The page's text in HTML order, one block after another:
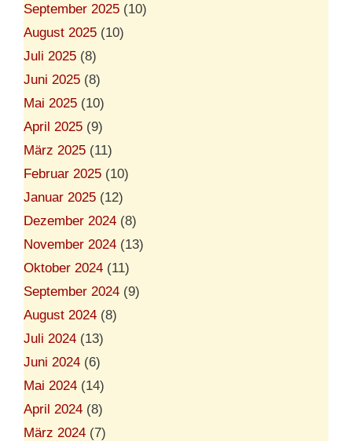
September 2025 (10)
August 2025 (10)
Juli 2025 (8)
Juni 2025 (8)
Mai 2025 (10)
April 2025 (9)
März 2025 (11)
Februar 2025 (10)
Januar 2025 (12)
Dezember 2024 (8)
November 2024 (13)
Oktober 2024 (11)
September 2024 (9)
August 2024 (8)
Juli 2024 (13)
Juni 2024 (6)
Mai 2024 (14)
April 2024 (8)
März 2024 (7)